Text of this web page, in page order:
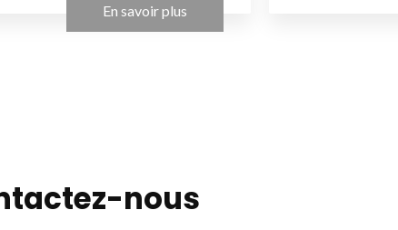
En savoir plus
nous